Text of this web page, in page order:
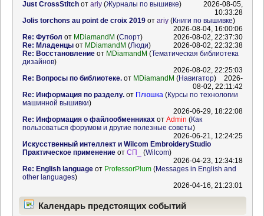
Just CrossStitchот ariy(Журналы по вышивке)
2026-08-05,
10:33:28
Jolis torchons au point de croix 2019от ariy(Книги по вышивке)
2026-08-04, 16:00:06
Re: Футбол от MDiamandM (Спорт)
2026-08-02, 22:37:30
Re: Младенцыот MDiamandM (Люди)
2026-08-02, 22:32:38
Re: Восстановлениеот MDiamandM (Тематическая библиотека
дизайнов)
2026-08-02, 22:25:03
Re: Вопросы по библиотеке.от MDiamandM (Навигатор)
2026-
08-02, 22:11:42
Re: Информация по разделу.от Плюшка (Курсы по технологии
машинной вышивки)
2026-06-29, 18:22:08
Re: Информация о файлообменникахот Admin (Как
пользоваться форумом и другие полезные советы)
2026-06-21, 12:24:25
Искусственный интеллект и Wilcom EmbroideryStudio
Практическое применениеот СП_ (Wilcom)
2026-04-23, 12:34:18
Re: English languageот ProfessorPlum(Messages in English and
other languages)
2026-04-16, 21:23:01
Календарь предстоящих событий